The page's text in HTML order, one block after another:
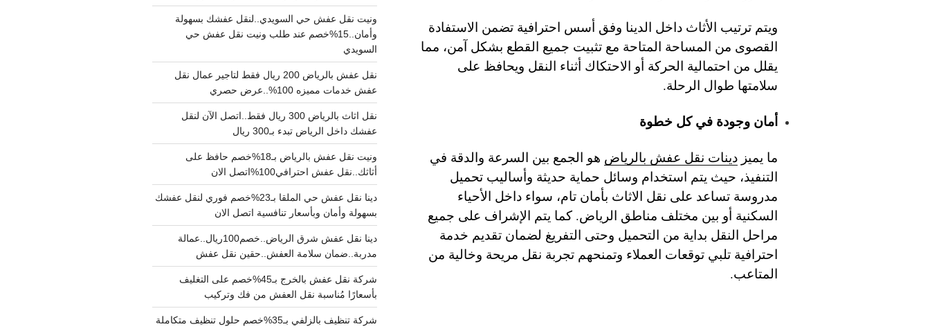
ويتم ترتيب الأثاث داخل الدينا وفق أسس احترافية تضمن الاستفادة
القصوى من المساحة المتاحة مع تثبيت جميع القطع بشكل آمن، مما
يقلل من احتمالية الحركة أو الاحتكاك أثناء النقل ويحافظ على
سلامتها طوال الرحلة.
أمان وجودة في كل خطوة
ما يميز دينات نقل عفش بالرياض هو الجمع بين السرعة والدقة في
التنفيذ، حيث يتم استخدام وسائل حماية حديثة وأساليب تحميل
مدروسة تساعد على نقل الاثاث بأمان تام، سواء داخل الأحياء
السكنية أو بين مختلف مناطق الرياض. كما يتم الإشراف على جميع
مراحل النقل بداية من التحميل وحتى التفريغ لضمان تقديم خدمة
احترافية تلبي توقعات العملاء وتمنحهم تجربة نقل مريحة وخالية من
المتاعب.
ونيت نقل عفش حي السويدي..لنقل عفشك بسهولة
وأمان..15%خصم عند طلب ونيت نقل عفش حي
السويدي
نقل عفش بالرياض 200 ريال فقط لتاجير عمال نقل
عفش خدمات مميزه 100%..عرض حصري
نقل اثاث بالرياض 300 ريال فقط..اتصل الآن لنقل
عفشك داخل الرياض تبدء بـ300 ريال
ونيت نقل عفش بالرياض بـ18%خصم حافظ على
أثاثك..نقل عفش احترافي100%اتصل الان
دينا نقل عفش حي الملقا بـ23%خصم فوري لنقل عفشك
بسهولة وأمان وبأسعار تنافسية اتصل الان
دينا نقل عفش شرق الرياض..خصم100ريال..عمالة
مدربة..ضمان سلامة العفش..حقين نقل عفش
شركة نقل عفش بالخرج بـ45%خصم على التغليف
بأسعارًا مُناسبة نقل العفش من فك وتركيب
شركة تنظيف بالزلفي بـ35%خصم حلول تنظيف متكاملة